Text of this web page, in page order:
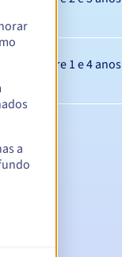
Entre 1 e 4 anos
a